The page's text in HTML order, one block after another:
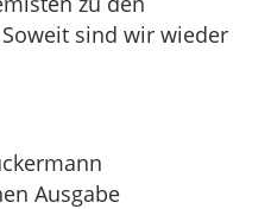
sind wir wieder
Ausgabe